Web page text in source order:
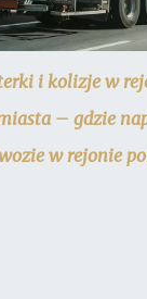
i kolizje w
– gdzie
w rejonie